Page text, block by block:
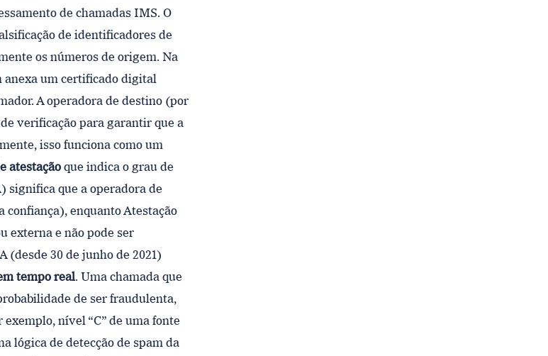
de chamadas IMS. O
de identificadores de
os números de origem. Na
anexa um certificado digital
A operadora de destino (por
verificação para garantir que a
isso funciona como um
atestaçãoque indica o grau de
significa que a operadora de
confiança), enquanto Atestação
externa e não pode ser
30 de junho de 2021)
tempo real. Uma chamada que
de ser fraudulenta,
nível “C” de uma fonte
lógica de detecção de spam da